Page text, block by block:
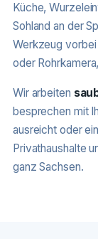
Küche,
Sohland an der
Werkzeug
oder
Wir arbeiten
besprechen mit
ausreicht oder
Privathaushalte
ganz Sachsen.